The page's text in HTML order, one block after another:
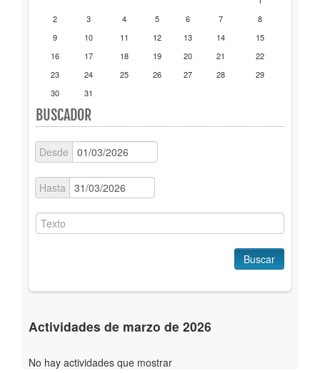
2
3 4 5 6 7
8
9
10 11 12 13 14
15
16
17 18 19 20 21
22
23
24 25 26 27 28
29
30
31
BUSCADOR
Desde
Hasta
Buscar
Actividades de marzo de 2026
No hay actividades que mostrar